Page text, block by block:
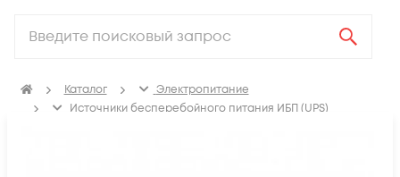
Каталог
Электропитание
Источники бесперебойного питания ИБП (UPS)